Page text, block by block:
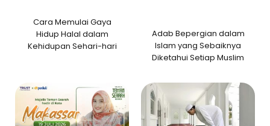
Cara Memulai Gaya
Hidup Halal dalam
Kehidupan Sehari-hari
Adab Bepergian dalam
Islam yang Sebaiknya
Diketahui Setiap Muslim